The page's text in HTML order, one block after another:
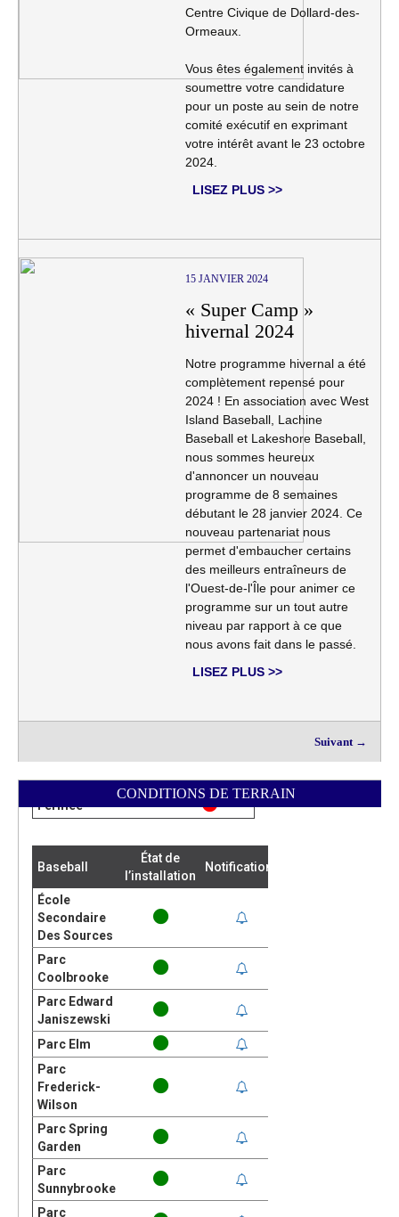
Centre Civique de Dollard-des-
Ormeaux.
Vous êtes également invités à
soumettre votre candidature
pour un poste au sein de notre
comité exécutif en exprimant
votre intérêt avant le 23 octobre
2024.
LISEZ PLUS >>
15 JANVIER 2024
« Super Camp »
hivernal 2024
Notre programme hivernal a été
complètement repensé pour
2024 ! En association avec West
Island Baseball, Lachine
Baseball et Lakeshore Baseball,
nous sommes heureux
d'annoncer un nouveau
programme de 8 semaines
débutant le 28 janvier 2024. Ce
nouveau partenariat nous
permet d'embaucher certains
des meilleurs entraîneurs de
l'Ouest-de-l'Île pour animer ce
programme sur un tout autre
niveau par rapport à ce que
nous avons fait dans le passé.
LISEZ PLUS >>
Suivant →
CONDITIONS DE TERRAIN